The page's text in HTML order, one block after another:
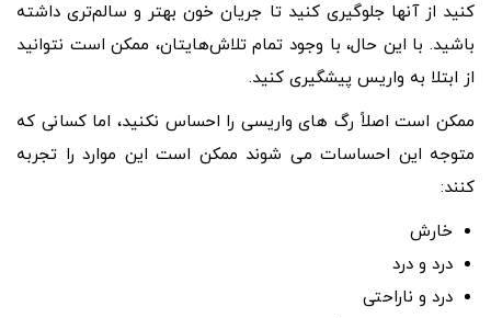
کنید از آنها جلوگیری کنید تا جریان خون بهتر و سالم‌تری داشته
باشید. با این حال، با وجود تمام تلاش‌هایتان، ممکن است نتوانید
از ابتلا به واریس پیشگیری کنید.
ممکن است اصلاً رگ های واریسی را احساس نکنید، اما کسانی که
متوجه این احساسات می شوند ممکن است این موارد را تجربه
کنند:
خارش
درد و درد
درد و ناراحتی